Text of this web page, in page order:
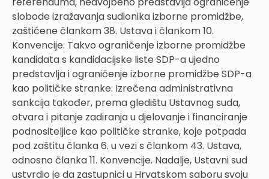
slobode izražavanja sudionika izborne promidžbe,
zaštićene člankom 38. Ustava i člankom 10.
Konvencije. Takvo ograničenje izborne promidžbe
kandidata s kandidacijske liste SDP-a ujedno
predstavlja i ograničenje izborne promidžbe SDP-a
kao političke stranke. Izrečena administrativna
sankcija također, prema gledištu Ustavnog suda,
otvara i pitanje zadiranja u djelovanje i financiranje
podnositeljice kao političke stranke, koje potpada
pod zaštitu članka 6. u vezi s člankom 43. Ustava,
odnosno članka 11. Konvencije. Nadalje, Ustavni sud
ustvrdio je da zastupnici u Hrvatskom saboru svoju